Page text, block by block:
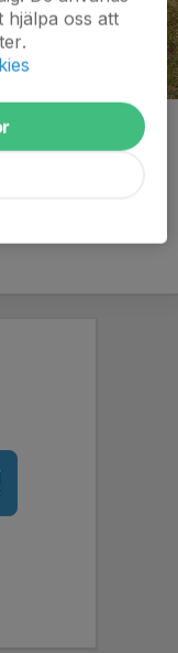
hjälpa oss att